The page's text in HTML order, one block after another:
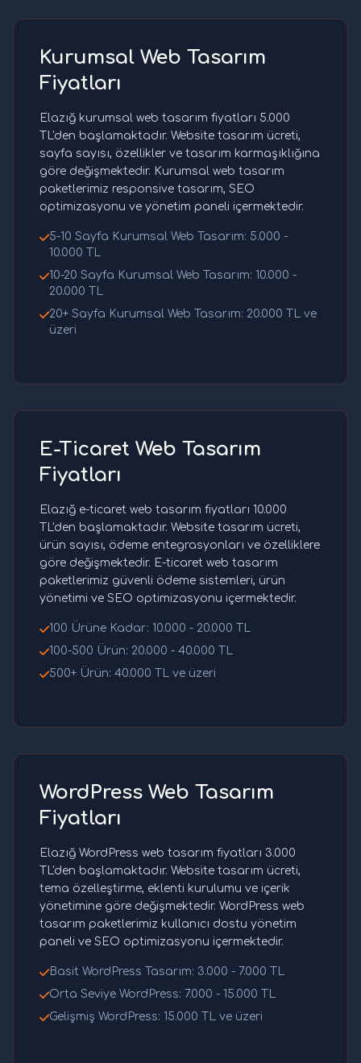
Kurumsal Web Tasarım
Fiyatları
Elazığ kurumsal web tasarım fiyatları 5.000
TL'den başlamaktadır. Website tasarım ücreti,
sayfa sayısı, özellikler ve tasarım karmaşıklığına
göre değişmektedir. Kurumsal web tasarım
paketlerimiz responsive tasarım, SEO
optimizasyonu ve yönetim paneli içermektedir.
5-10 Sayfa Kurumsal Web Tasarım: 5.000 -
10.000 TL
10-20 Sayfa Kurumsal Web Tasarım: 10.000 -
20.000 TL
20+ Sayfa Kurumsal Web Tasarım: 20.000 TL ve
üzeri
E-Ticaret Web Tasarım
Fiyatları
Elazığ e-ticaret web tasarım fiyatları 10.000
TL'den başlamaktadır. Website tasarım ücreti,
ürün sayısı, ödeme entegrasyonları ve özelliklere
göre değişmektedir. E-ticaret web tasarım
paketlerimiz güvenli ödeme sistemleri, ürün
yönetimi ve SEO optimizasyonu içermektedir.
100 Ürüne Kadar: 10.000 - 20.000 TL
100-500 Ürün: 20.000 - 40.000 TL
500+ Ürün: 40.000 TL ve üzeri
WordPress Web Tasarım
Fiyatları
Elazığ WordPress web tasarım fiyatları 3.000
TL'den başlamaktadır. Website tasarım ücreti,
tema özelleştirme, eklenti kurulumu ve içerik
yönetimine göre değişmektedir. WordPress web
tasarım paketlerimiz kullanıcı dostu yönetim
paneli ve SEO optimizasyonu içermektedir.
Basit WordPress Tasarım: 3.000 - 7.000 TL
Orta Seviye WordPress: 7.000 - 15.000 TL
Gelişmiş WordPress: 15.000 TL ve üzeri